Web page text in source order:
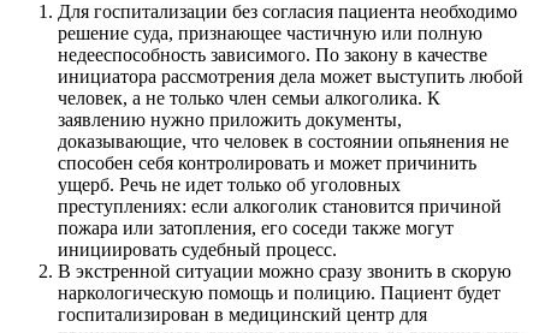
Для госпитализации без согласия пациента необходимо
решение суда, признающее частичную или полную
недееспособность зависимого. По закону в качестве
инициатора рассмотрения дела может выступить любой
человек, а не только член семьи алкоголика. К
заявлению нужно приложить документы,
доказывающие, что человек в состоянии опьянения не
способен себя контролировать и может причинить
ущерб. Речь не идет только об уголовных
преступлениях: если алкоголик становится причиной
пожара или затопления, его соседи также могут
инициировать судебный процесс.
В экстренной ситуации можно сразу звонить в скорую
наркологическую помощь и полицию. Пациент будет
госпитализирован в медицинский центр для